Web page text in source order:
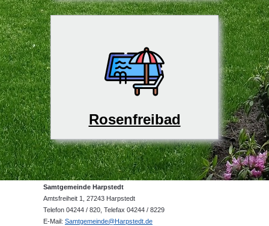
Rosenfreibad
Samtgemeinde Harpstedt
Amtsfreiheit 1, 27243 Harpstedt
Telefon 04244 / 820, Telefax 04244 / 8229
E-Mail: Samtgemeinde@Harpstedt.de